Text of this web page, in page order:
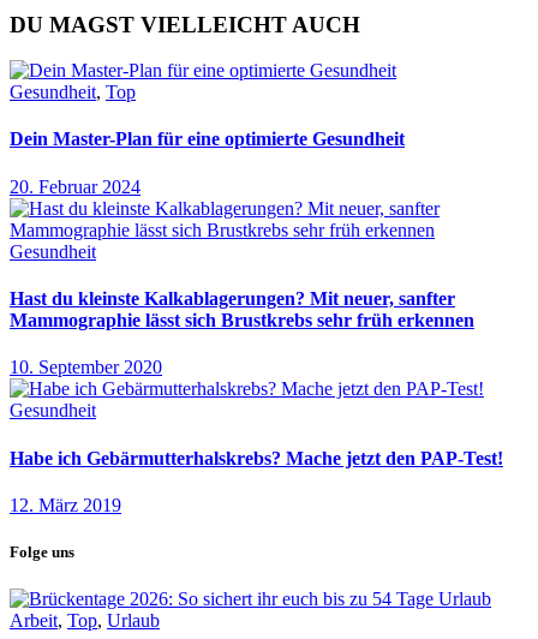
DU MAGST VIELLEICHT AUCH
Gesundheit, Top
Dein Master-Plan für eine optimierte Gesundheit
20. Februar 2024
Gesundheit
Hast du kleinste Kalkablagerungen? Mit neuer, sanfter
Mammographie lässt sich Brustkrebs sehr früh erkennen
10. September 2020
Gesundheit
Habe ich Gebärmutterhalskrebs? Mache jetzt den PAP-Test!
12. März 2019
Folge uns
Arbeit, Top, Urlaub